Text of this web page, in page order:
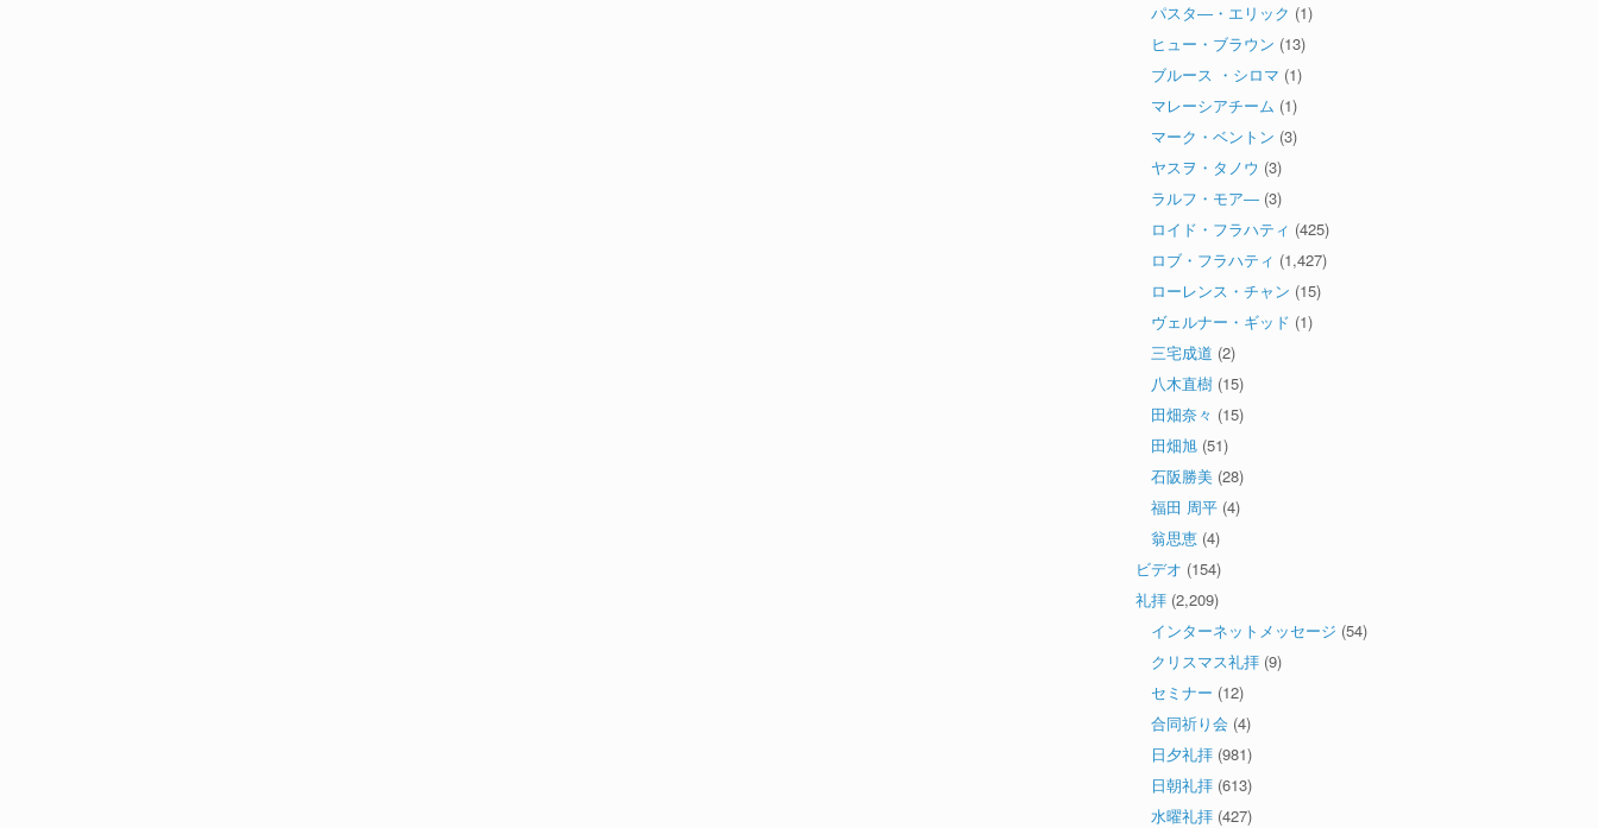
パスタ―・エリック (1)
ヒュー・ブラウン (13)
ブルース ・シロマ (1)
マレーシアチーム (1)
マーク・ベントン (3)
ヤスヲ・タノウ (3)
ラルフ・モア― (3)
ロイド・フラハティ (425)
ロブ・フラハティ (1,427)
ローレンス・チャン (15)
ヴェルナー・ギッド (1)
三宅成道 (2)
八木直樹 (15)
田畑奈々 (15)
田畑旭 (51)
石阪勝美 (28)
福田 周平 (4)
翁思恵 (4)
ビデオ (154)
礼拝 (2,209)
インターネットメッセージ (54)
クリスマス礼拝 (9)
セミナー (12)
合同祈り会 (4)
日夕礼拝 (981)
日朝礼拝 (613)
水曜礼拝 (427)